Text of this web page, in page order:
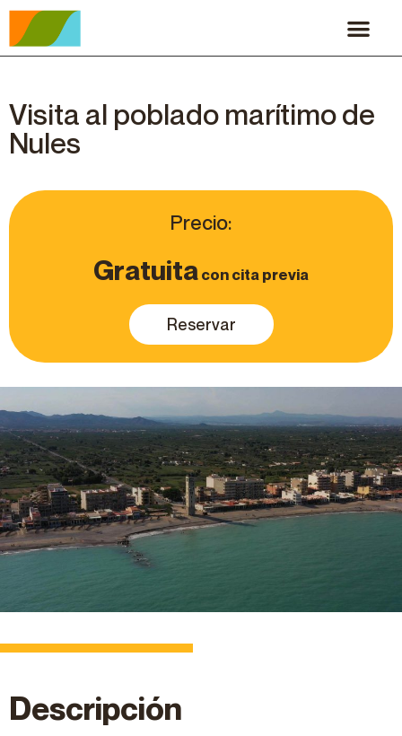
Descripción
Visita al poblado marítimo de
Nules
Precio:
Gratuita con cita previa
Reservar